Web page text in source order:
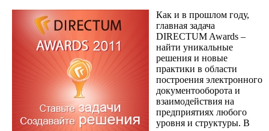
Как и в прошлом году,
главная задача
DIRECTUM Awards –
найти уникальные
решения и новые
практики в области
построения электронного
документооборота и
взаимодействия на
предприятиях любого
уровня и структуры. В